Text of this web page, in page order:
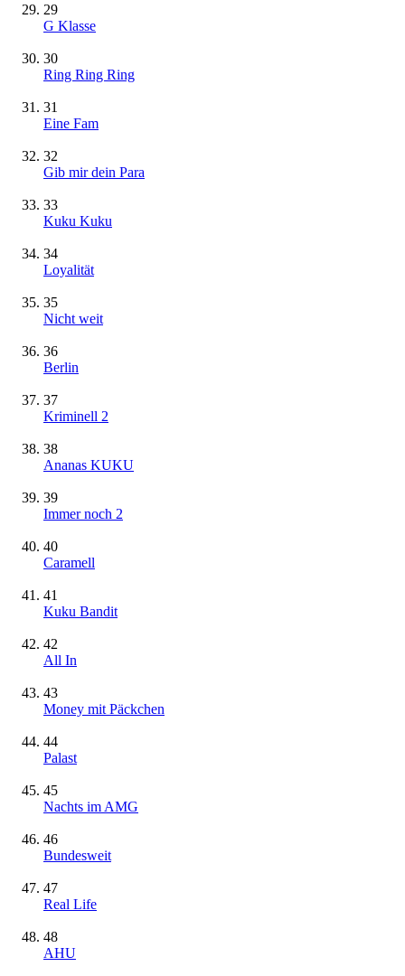
29
G Klasse
30
Ring Ring Ring
31
Eine Fam
32
Gib mir dein Para
33
Kuku Kuku
34
Loyalität
35
Nicht weit
36
Berlin
37
Kriminell 2
38
Ananas KUKU
39
Immer noch 2
40
Caramell
41
Kuku Bandit
42
All In
43
Money mit Päckchen
44
Palast
45
Nachts im AMG
46
Bundesweit
47
Real Life
48
AHU